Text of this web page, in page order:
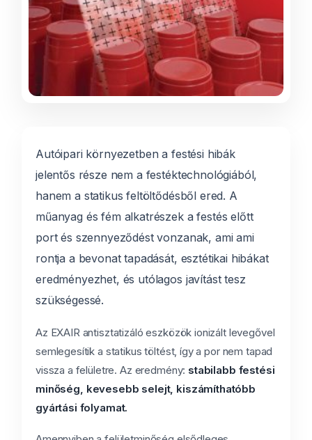
Autóipari környezetben a festési hibák
jelentős része nem a festéktechnológiából,
hanem a statikus feltöltődésből ered. A
műanyag és fém alkatrészek a festés előtt
port és szennyeződést vonzanak, ami ami
rontja a bevonat tapadását, esztétikai hibákat
eredményezhet, és utólagos javítást tesz
szükségessé.
Az EXAIR antisztatizáló eszközök ionizált levegővel
semlegesítik a statikus töltést, így a por nem tapad
vissza a felületre. Az eredmény: stabilabb festési
minőség, kevesebb selejt, kiszámíthatóbb
gyártási folyamat.